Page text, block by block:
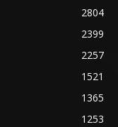
2804
2399
2257
1521
1365
1253